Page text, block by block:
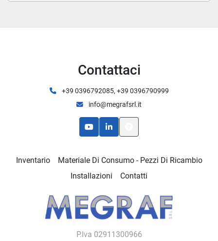
Contattaci
+39 0396792085, +39 0396790999
info@megrafsrl.it
youtubelinkedin
Inventario
Materiale Di Consumo - Pezzi Di Ricambio
Installazioni
Contatti
P.Iva 02911300966